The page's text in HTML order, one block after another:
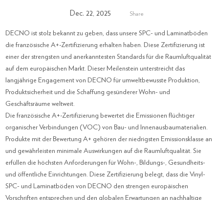
Dec. 22, 2025 Share
DECNO ist stolz bekannt zu geben, dass unsere SPC- und Laminatböden
die französische A+-Zertifizierung erhalten haben. Diese Zertifizierung ist
einer der strengsten und anerkanntesten Standards für die Raumluftqualität
auf dem europäischen Markt. Dieser Meilenstein unterstreicht das
langjährige Engagement von DECNO für umweltbewusste Produktion,
Produktsicherheit und die Schaffung gesünderer Wohn- und
Geschäftsräume weltweit.
Die französische A+-Zertifizierung bewertet die Emissionen flüchtiger
organischer Verbindungen (VOC) von Bau- und Innenausbaumaterialien.
Produkte mit der Bewertung A+ gehören der niedrigsten Emissionsklasse an
und gewährleisten minimale Auswirkungen auf die Raumluftqualität. Sie
erfüllen die höchsten Anforderungen für Wohn-, Bildungs-, Gesundheits-
und öffentliche Einrichtungen. Diese Zertifizierung belegt, dass die Vinyl-
SPC- und Laminatböden von DECNO den strengen europäischen
Vorschriften entsprechen und den globalen Erwartungen an nachhaltige